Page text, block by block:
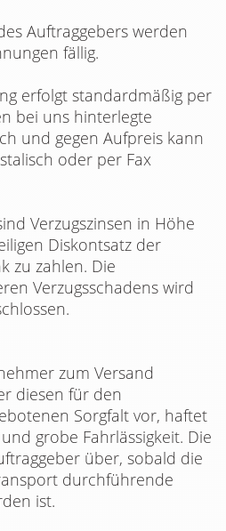
Auftraggebers werden
fällig.
erfolgt standardmäßig per
bei uns hinterlegte
und gegen Aufpreis kann
oder per Fax
Verzugszinsen in Höhe
Diskontsatz der
zu zahlen. Die
Verzugsschadens wird
zum Versand
diesen für den
Sorgfalt vor, haftet
grobe Fahrlässigkeit. Die
über, sobald die
durchführende
ist.